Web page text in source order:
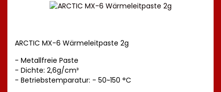
ARCTIC MX-6 Wärmeleitpaste 2g
- Metallfreie Paste
- Dichte: 2,6g/cm³
- Betriebstemparatur: - 50~150 °C